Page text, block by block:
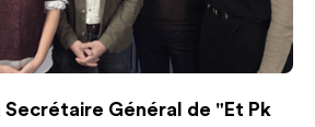
Secrétaire Général de "Et Pk